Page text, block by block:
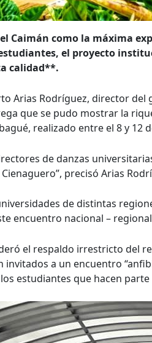
Caimán como la máxima
el proyecto
calidad**.
Arias Rodríguez, director
que se pudo mostrar la
realizado entre el 8 y 12
de danzas
precisó Arias
de distintas
encuentro nacional –
el respaldo irrestricto del
a un encuentro
estudiantes que hacen